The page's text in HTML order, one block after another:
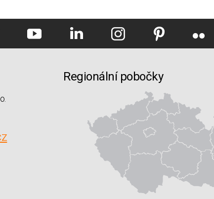
Regionální pobočky